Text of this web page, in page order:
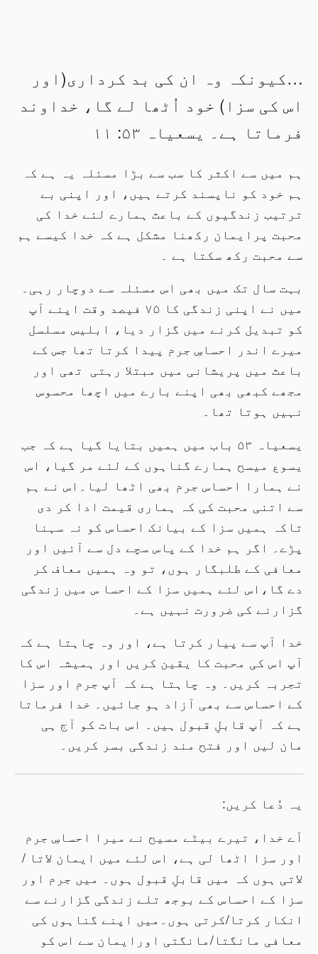
…کیونکہ وہ ان کی بد کرداری(اور
اس کی سزا) خود اُٹھا لے گا، خداوند
فرماتا ہے۔ یسعیاہ ۵۳: ۱۱
ہم میں سے اکثر کا سب سے بڑا مسئلہ یہ ہے کہ
ہم خود کو ناپسند کرتے ہیں، اور اپنی بے
ترتیب زندگیوں کے باعث ہمارے لئے خدا کی
محبت پرایمان رکھنا مشکل ہے کہ خدا کیسے ہم
سے محبت رکھ سکتا ہے ۔
بہت سال تک میں بھی اس مسئلہ سے دوچار رہی۔
میں نے اپنی زندگی کا ۷۵ فیصد وقت اپنے آپ
کو تبدیل کرنے میں گزار دیا، ابلیس مسلسل
میرے اندر احساسِ جرم پیدا کرتا تھا جس کے
باعث میں پریشانی میں مبتلا رہتی تھی اور
مجھے کبھی بھی اپنے بارے میں اچھا محسوس
نہیں ہوتا تھا۔
یسعیاہ ۵۳ باب میں ہمیں بتایا گیا ہے کہ جب
یسوع میسح ہمارے گناہوں کے لئے مر گیا، اس
نے ہمارا احساس جرم بھی اٹھا لیا۔اس نے ہم
سے اتنی محبت کی کہ ہماری قیمت ادا کر دی
تاکہ ہمیں سزا کے بیانک احساس کو نہ سہنا
پڑے۔ اگر ہم خدا کے پاس سچے دل سے آئیں اور
معافی کے طلبگار ہوں، تو وہ ہمیں معاف کر
دے گا،اس لئے ہمیں سزا کے احسا س میں زندگی
گزارنے کی ضرورت نہیں ہے۔
خدا آپ سے پیار کرتا ہے، اور وہ چاہتا ہے کہ
آپ اس کی محبت کا یقین کریں اور ہمیشہ اس کا
تجربہ کریں۔ وہ چاہتا ہے کہ آپ جرم اور سزا
کے احساس سے بھی آزاد ہو جائیں۔ خدا فرماتا
ہے کہ آپ قابلِ قبول ہیں۔ اس بات کو آج ہی
مان لیں اور فتح مند زندگی بسر کریں۔
یہ دُعا کریں:
اَے خدا، تیرے بیٹے مسیح نے میرا احساسِ جرم
اور سزا اٹھا لی ہے، اس لئے میں ایمان لاتا /
لاتی ہوں کہ میں قابلِ قبول ہوں۔ میں جرم اور
سزا کے احساس کے بوجھ تلے زندگی گزارنے سے
انکار کرتا/کرتی ہوں۔میں اپنے گناہوں کی
معافی مانگتا/مانگتی اورایمان سے اس کو